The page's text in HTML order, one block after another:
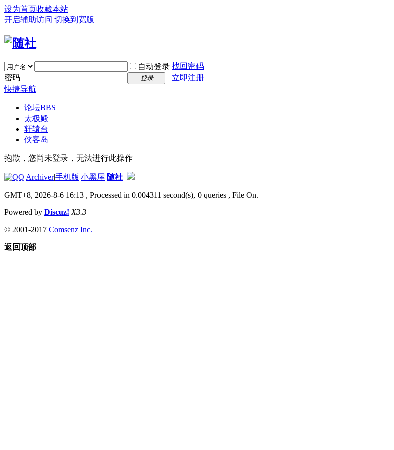
设为首页收藏本站
开启辅助访问 切换到宽版
自动登录 找回密码
密码
登录
立即注册
快捷导航
论坛BBS
太极殿
轩辕台
侠客岛
抱歉，您尚未登录，无法进行此操作
|Archiver|手机版|小黑屋|随社
GMT+8, 2026-8-6 16:13 , Processed in 0.004311 second(s), 0 queries , File On.
Powered by Discuz! X3.3
© 2001-2017 Comsenz Inc.
返回顶部